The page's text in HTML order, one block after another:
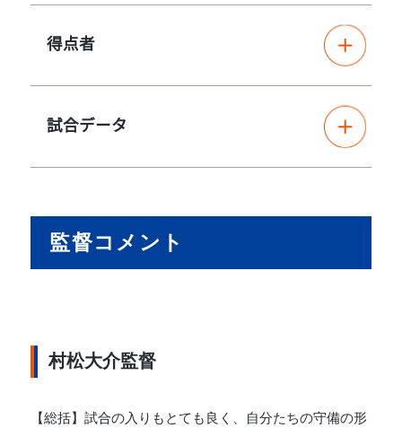
得点者
試合データ
監督コメント
村松大介監督
【総括】試合の入りもとても良く、自分たちの守備の形